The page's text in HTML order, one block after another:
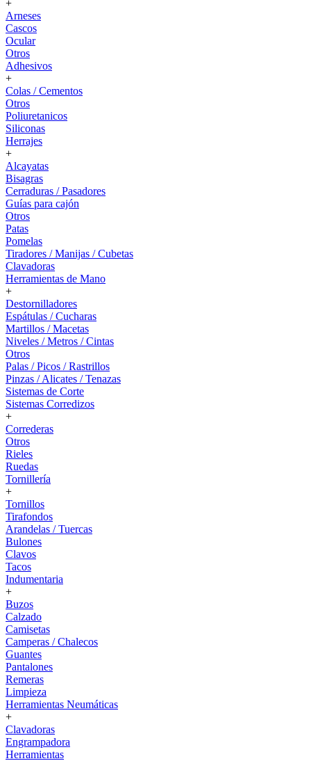
+
Arneses
Cascos
Ocular
Otros
Adhesivos
+
Colas / Cementos
Otros
Poliuretanicos
Siliconas
Herrajes
+
Alcayatas
Bisagras
Cerraduras / Pasadores
Guías para cajón
Otros
Patas
Pomelas
Tiradores / Manijas / Cubetas
Clavadoras
Herramientas de Mano
+
Destornilladores
Espátulas / Cucharas
Martillos / Macetas
Niveles / Metros / Cintas
Otros
Palas / Picos / Rastrillos
Pinzas / Alicates / Tenazas
Sistemas de Corte
Sistemas Corredizos
+
Correderas
Otros
Rieles
Ruedas
Tornillería
+
Tornillos
Tirafondos
Arandelas / Tuercas
Bulones
Clavos
Tacos
Indumentaria
+
Buzos
Calzado
Camisetas
Camperas / Chalecos
Guantes
Pantalones
Remeras
Limpieza
Herramientas Neumáticas
+
Clavadoras
Engrampadora
Herramientas